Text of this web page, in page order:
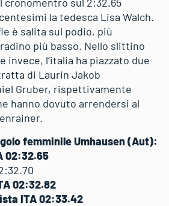
la tedesca Lisa Walch.
è salita sul podio, più
più basso. Nello slittino
invece, l’italia ha piazzato due
di Laurin Jakob
Gruber, rispettivamente
hanno dovuto arrendersi al
femminile Umhausen (Aut):
02:32.65
02:32.82
ITA 02:33.42